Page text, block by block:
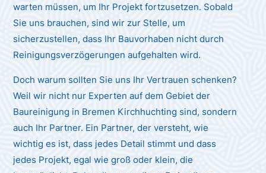
warten müssen, um Ihr Projekt fortzusetzen. Sobald
Sie uns brauchen, sind wir zur Stelle, um
sicherzustellen, dass Ihr Bauvorhaben nicht durch
Reinigungsverzögerungen aufgehalten wird.
Doch warum sollten Sie uns Ihr Vertrauen schenken?
Weil wir nicht nur Experten auf dem Gebiet der
Baureinigung in Bremen Kirchhuchting sind, sondern
auch Ihr Partner. Ein Partner, der versteht, wie
wichtig es ist, dass jedes Detail stimmt und dass
jedes Projekt, egal wie groß oder klein, die